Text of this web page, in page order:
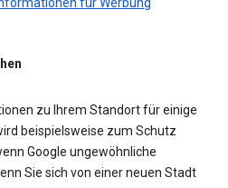
zu Ihrem Standort für einige
beispielsweise zum Schutz
Google ungewöhnliche
Sie sich von einer neuen Stadt